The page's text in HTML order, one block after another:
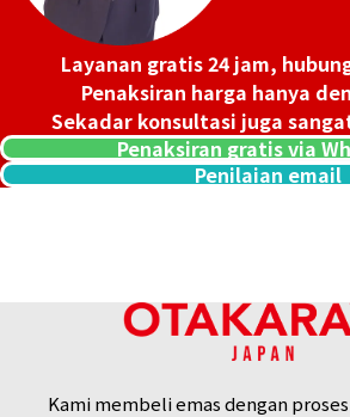
5 gold (K5) ring
Referensi Harga Buyback
Layanan gratis 24 jam,
Penaksiran harga hanya
Sekadar konsultasi juga
Penaksiran gratis via
Penilaian email
Kami membeli emas dengan